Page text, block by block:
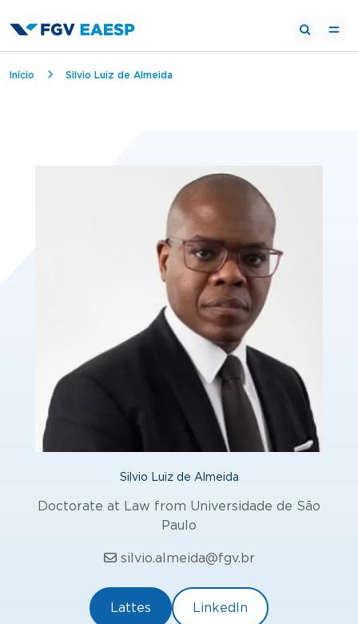
Breadcrumb
Início Silvio Luiz de Almeida
Silvio Luiz de Almeida
Doctorate at Law from Universidade de São
Paulo
silvio.almeida@fgv.br
Lattes LinkedIn